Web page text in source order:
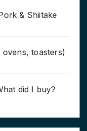
& Shiitake
toasters)
did I buy?